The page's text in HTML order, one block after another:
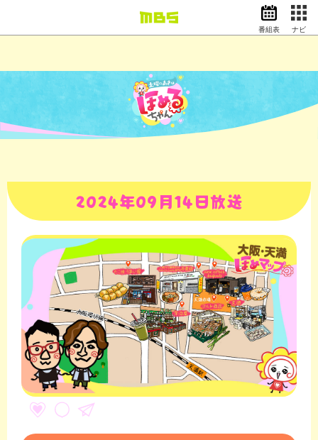
ドラマ
アニメ
スポーツ
映画 アナウンサー
グッズ
EN 検索 番組表
番組表 ナビ
2024年09月14日放送